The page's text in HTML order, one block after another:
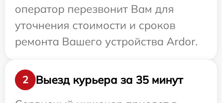
оператор перезвонит Вам для
уточнения стоимости и сроков
ремонта Вашего устройства Ardor.
2
Выезд курьера за 35 минут